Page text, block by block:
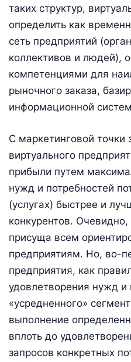
таких структур,
определить как
сеть предприятий
коллективов и людей),
компетенциями для
рыночного заказа,
информационной
С маркетинговой точки
виртуального
прибыли путем
нужд и потребностей
(услугах) быстрее и
конкурентов.
присуща всем
предприятиям. Но, во-
предприятия, как
удовлетворения нужд и
«усредненного»
выполнение
вплоть до
запросов конкретных